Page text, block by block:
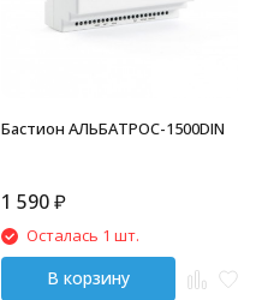
Бастион АЛЬБАТРОС-1500DIN
1 590₽
Осталась 1 шт.
В корзину